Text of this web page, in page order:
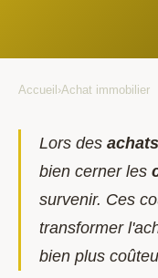
Accueil ›Achat immobilier
Lors des
bien cerner les
survenir. Ces
transformer
bien plus